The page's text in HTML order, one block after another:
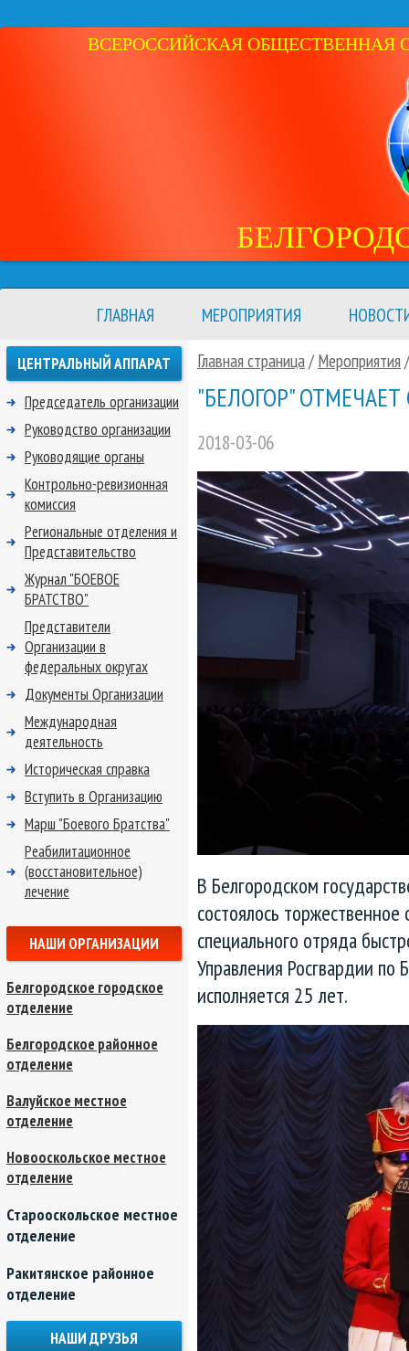
ВСЕРОССИЙСКАЯ ОБЩЕСТВЕННАЯ
ГЛАВНАЯ МЕРОПРИЯТИЯ
Главная страница/ Мероприятия
"БЕЛОГОР"
2018-03-06
В Белгородском
состоялось
специального отряда
Управления Росгвардии по
исполняется 25 лет.
ЦЕНТРАЛЬНЫЙ АППАРАТ
Председатель организации
Руководство организации
Руководящие органы
Контрольно-ревизионная
комиссия
Региональные отделения и
Представительство
Журнал "БОЕВОЕ
БРАТСТВО"
Представители
Организации в
федеральных округах
Документы Организации
Международная
деятельность
Историческая справка
Вступить в Организацию
Марш "Боевого Братства"
Реабилитационное
(восстановительное)
лечение
НАШИ ОРГАНИЗАЦИИ
Белгородское городское
отделение
Белгородское районное
отделение
Валуйское местное
отделение
Новооскольское местное
отделение
Старооскольское местное
отделение
Ракитянское районное
отделение
НАШИ ДРУЗЬЯ